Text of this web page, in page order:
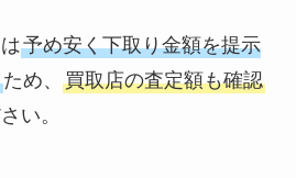
予め安く下取り金額を提示
ため、 買取店の査定額も確認
い。